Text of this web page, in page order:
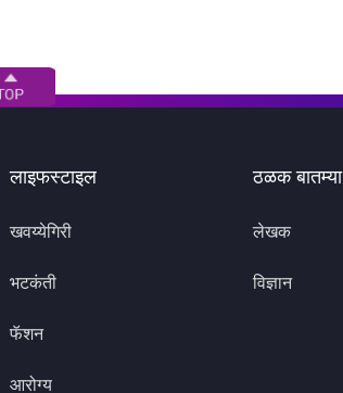
लाइफस्टाइल
खवय्येगिरी
भटकंती
फॅशन
आरोग्य
ठळक बातम्या
लेखक
विज्ञान